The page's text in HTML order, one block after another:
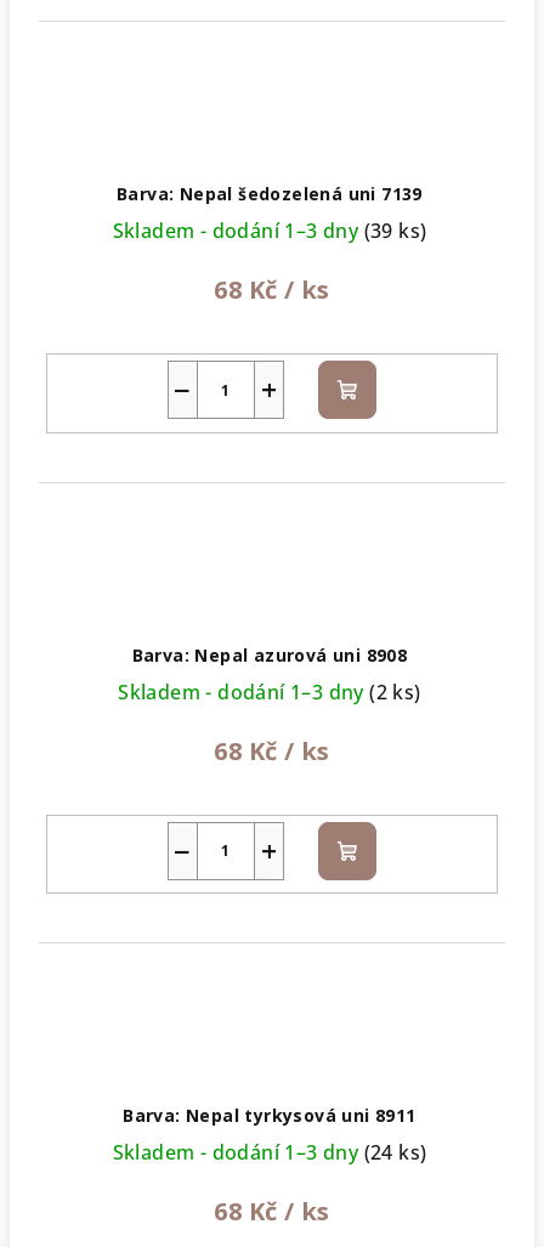
Barva: Nepal šedozelená uni 7139
Skladem - dodání 1–3 dny(39 ks)
68 Kč / ks
+
− Do
košíku
Barva: Nepal azurová uni 8908
Skladem - dodání 1–3 dny(2 ks)
68 Kč / ks
+
− Do
košíku
Barva: Nepal tyrkysová uni 8911
Skladem - dodání 1–3 dny(24 ks)
68 Kč / ks